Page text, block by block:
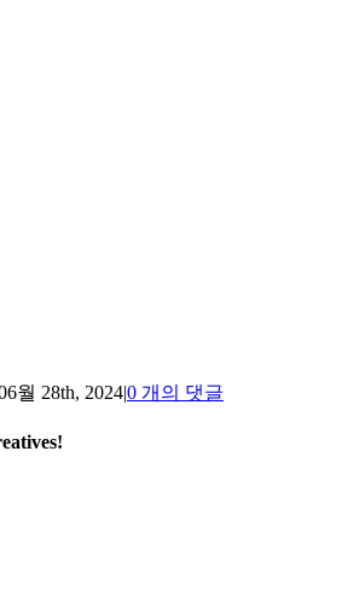
6월 28th, 2024|0 개의 댓글